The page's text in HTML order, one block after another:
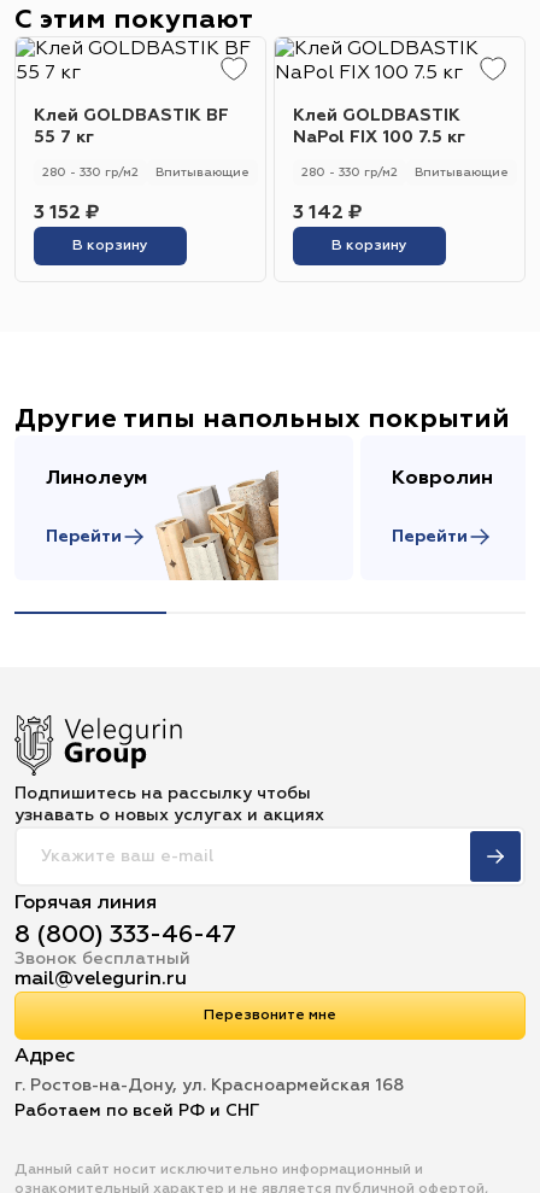
С этим покупают
Клей GOLDBASTIK BF
55 7 кг
280 - 330 гр/м2 Впитывающие
3 152 ₽
В корзину
Клей GOLDBASTIK
NaPol FIX 100 7.5 кг
280 - 330 гр/м2 Впитывающие
3 142 ₽
В корзину
Другие типы напольных покрытий
Линолеум
Перейти
Ковролин
Перейти
Подпишитесь на рассылку чтобы
узнавать о новых услугах и акциях
Горячая линия
8 (800) 333-46-47
Звонок бесплатный
mail@velegurin.ru
Перезвоните мне
Адрес
г. Ростов-на-Дону, ул. Красноармейская 168
Работаем по всей РФ и СНГ
Данный сайт носит исключительно информационный и
ознакомительный характер и не является публичной офертой,